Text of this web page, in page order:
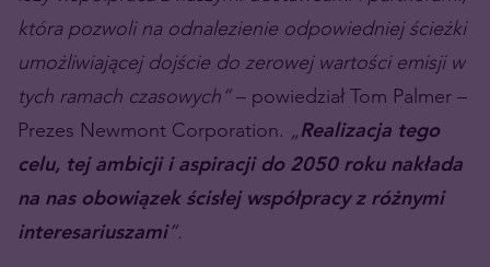
która pozwoli na odnalezienie odpowiedniej ścieżki
umożliwiającej dojście do zerowej wartości emisji w
tych ramach czasowych”– powiedział Tom Palmer –
Prezes Newmont Corporation. „Realizacja tego
celu, tej ambicji i aspiracji do 2050 roku nakłada
na nas obowiązek ścisłej współpracy z różnymi
interesariuszami”.